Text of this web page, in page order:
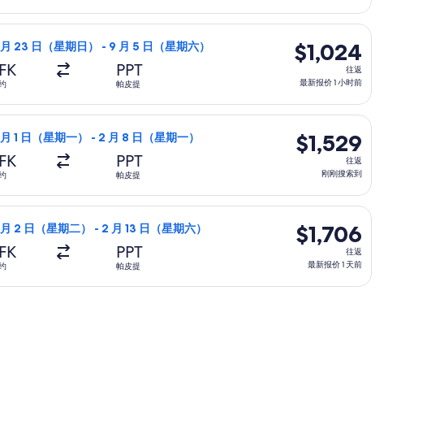
前新
报
价
1
时
前
价格为 $1,017，最新报价 1 天前
23 日（星期日） - 9 月 5 日（星期六）
PPT
帕皮提
$1,024
往
返,
新
报
价
时
前
$1,024
往返
最新报价 1 小时前
阿拉斯加航空航班，8 月 23 日（星期日）从纽约前往帕皮提，9 月 5 日（
，价格为 $1,384，最新报价 5 小时前
1 日（星期一） - 2 月 8 日（星期一）
PPT
帕皮提
$1,529
往
刚
搜
索
$1,529
往返
刚刚搜索到
美国航空航班，2 月 1 日（星期一）从纽约前往帕皮提，2 月 8 日（星期一
格为 $1,650，最新报价 1 天前
2 日（星期二） - 2 月 13 日（星期六）
PPT
帕皮提
$1,706
往
返,
$1,706
往返
最新报价 1 天前
法国航空航班，2 月 2 日（星期二）从纽约前往帕皮提，2 月 13 日（星期